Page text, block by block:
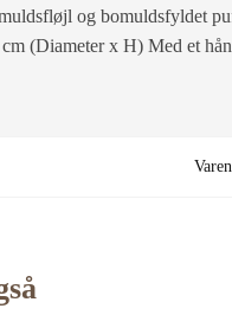
og bomuldsfyldet
(Diameter x H) Med et